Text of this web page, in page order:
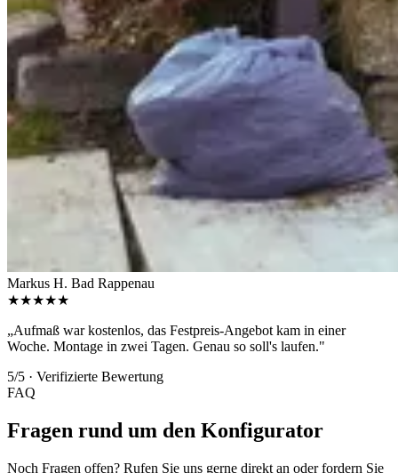
Markus H. Bad Rappenau
★★★★★
„Aufmaß war kostenlos, das Festpreis-Angebot kam in einer
Woche. Montage in zwei Tagen. Genau so soll's laufen."
5/5 · Verifizierte Bewertung
FAQ
Fragen rund um den Konfigurator
Noch Fragen offen? Rufen Sie uns gerne direkt an oder fordern Sie